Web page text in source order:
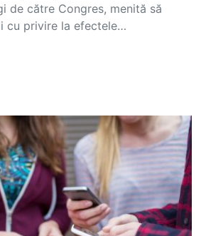
de către Congres, menită să
cu privire la efectele…